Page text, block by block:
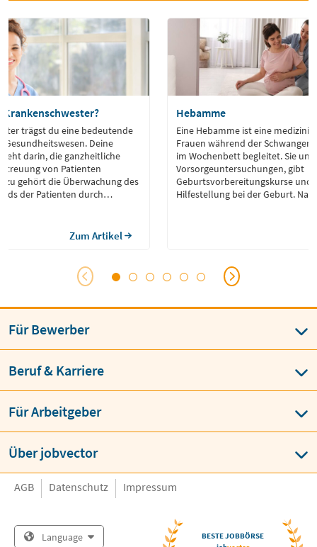
Krankenschwester?
trägst du eine bedeutende
Deine
darin, die ganzheitliche
von Patienten
gehört die Überwachung des
der Patienten durch
durch, verabreichstZum Artikel
Hebamme
Eine Hebamme ist eine
Frauen während der
im Wochenbett begleitet. Sie
Vorsorgeuntersuchungen, gibt
Geburtsvorbereitungskurse und
Hilfestellung bei der Geburt.
Für Bewerber
Beruf & Karriere
Für Arbeitgeber
Über jobvector
AGB Datenschutz Impressum
Language
BESTE JOBBÖRSE